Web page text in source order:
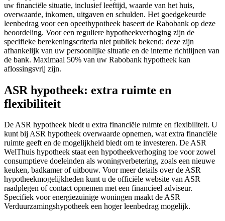
uw financiële situatie, inclusief leeftijd, waarde van het huis,
overwaarde, inkomen, uitgaven en schulden. Het goedgekeurde
leenbedrag voor een opeethypotheek baseert de Rabobank op deze
beoordeling. Voor een reguliere hypotheekverhoging zijn de
specifieke berekeningscriteria niet publiek bekend; deze zijn
afhankelijk van uw persoonlijke situatie en de interne richtlijnen van
de bank. Maximaal 50% van uw Rabobank hypotheek kan
aflossingsvrij zijn.
ASR hypotheek: extra ruimte en
flexibiliteit
De ASR hypotheek biedt u extra financiële ruimte en flexibiliteit. U
kunt bij ASR hypotheek overwaarde opnemen, wat extra financiële
ruimte geeft en de mogelijkheid biedt om te investeren. De ASR
WelThuis hypotheek staat een hypotheekverhoging toe voor zowel
consumptieve doeleinden als woningverbetering, zoals een nieuwe
keuken, badkamer of uitbouw. Voor meer details over de ASR
hypotheekmogelijkheden kunt u de officiële website van ASR
raadplegen of contact opnemen met een financieel adviseur.
Specifiek voor energiezuinige woningen maakt de ASR
Verduurzamingshypotheek een hoger leenbedrag mogelijk.